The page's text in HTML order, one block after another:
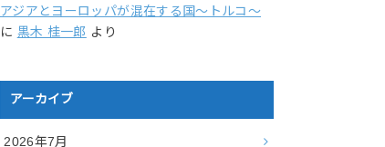
アジアとヨーロッパが混在する国〜トルコ〜
に 黒木 桂一郎 より
アーカイブ
2026年7月